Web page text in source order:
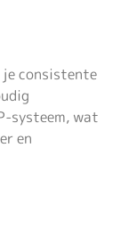
je consistente
systeem, wat
en